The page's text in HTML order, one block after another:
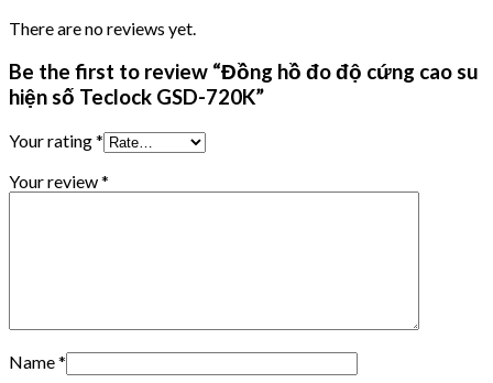
There are no reviews yet.
Be the first to review “Đồng hồ đo độ cứng cao su
hiện số Teclock GSD-720K”
Your rating*
Your review*
Name*